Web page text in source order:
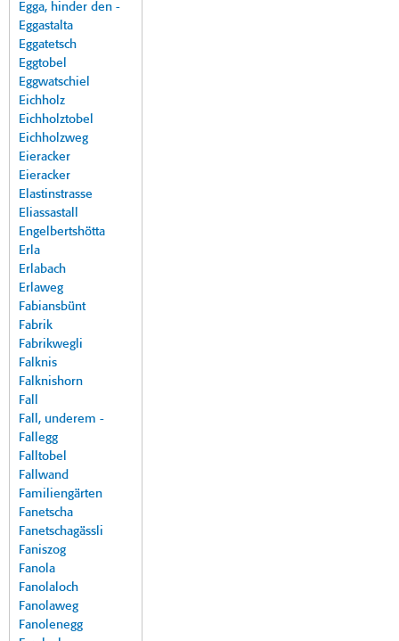
Egga, hinder den -
Eggastalta
Eggatetsch
Eggtobel
Eggwatschiel
Eichholz
Eichholztobel
Eichholzweg
Eieracker
Eieracker
Elastinstrasse
Eliassastall
Engelbertshötta
Erla
Erlabach
Erlaweg
Fabiansbünt
Fabrik
Fabrikwegli
Falknis
Falknishorn
Fall
Fall, underem -
Fallegg
Falltobel
Fallwand
Familiengärten
Fanetscha
Fanetschagässli
Faniszog
Fanola
Fanolaloch
Fanolaweg
Fanolenegg